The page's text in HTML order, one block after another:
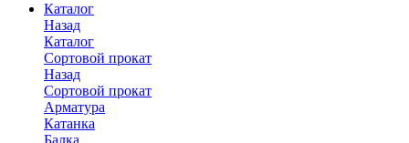
Каталог
Назад
Каталог
Сортовой прокат
Назад
Сортовой прокат
Арматура
Катанка
Балка